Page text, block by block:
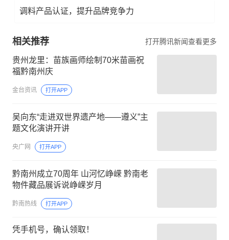
调料产品认证，提升品牌竞争力
相关推荐 打开腾讯新闻查看更多
贵州龙里：苗族画师绘制70米苗画祝
福黔南州庆
金台资讯 打开APP
吴向东“走进双世界遗产地——遵义”主
题文化演讲开讲
央广网 打开APP
黔南州成立70周年 山河忆峥嵘 黔南老
物件藏品展诉说峥嵘岁月
黔南热线 打开APP
凭手机号，确认领取！